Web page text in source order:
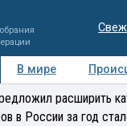
В мире
Медиацентр
расширить
в России за год